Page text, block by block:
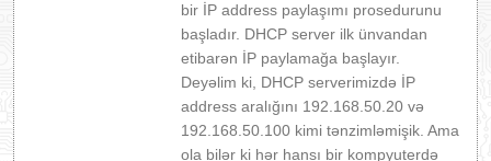
bir İP address paylaşımı prosedurunu
başladır. DHCP server ilk ünvandan
etibarən İP paylamağa başlayır.
Deyəlim ki, DHCP serverimizdə İP
address aralığını 192.168.50.20 və
192.168.50.100 kimi tənzimləmişik. Ama
ola bilər ki hər hansı bir kompyuterdə